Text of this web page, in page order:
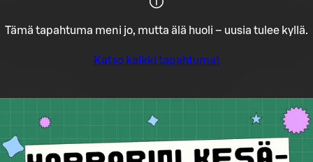
Tämä tapahtuma meni jo, mutta älä huoli – uusia tulee kyllä.
Katso kaikki tapahtumat